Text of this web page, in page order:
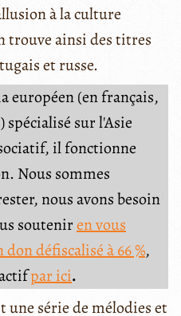
à la culture
trouve ainsi des titres
et russe.
européen (en français,
spécialisé sur l'Asie
il fonctionne
Nous sommes
nous avons besoin
souteniren vous
don défiscalisé à 66 %,
par ici.
une série de mélodies et